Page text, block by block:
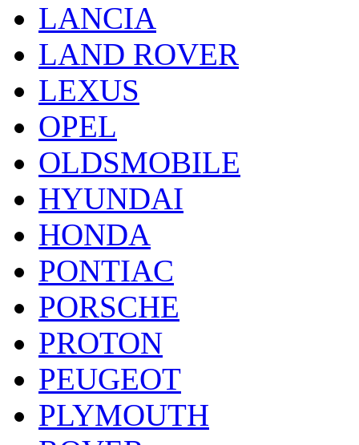
LANCIA
LAND ROVER
LEXUS
OPEL
OLDSMOBILE
HYUNDAI
HONDA
PONTIAC
PORSCHE
PROTON
PEUGEOT
PLYMOUTH